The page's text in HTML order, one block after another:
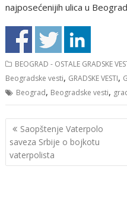
najposećenijih ulica u
BEOGRAD - OSTALE GRADSKE
Beogradske vesti, GRADSKE VESTI,
Beograd, Beogradske vesti,
Кретање
чланка
Saopštenje Vaterpolo
saveza Srbije o bojkotu
vaterpolista